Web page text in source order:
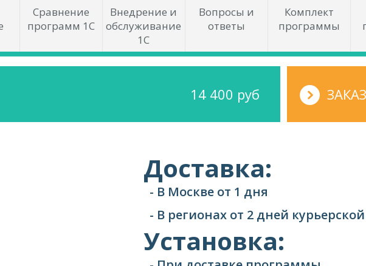
Сравнение
программ 1С
Внедрение и
обслуживание
1С
Вопросы и
ответы
Комплект
программы
14 400 руб
Доставка:
- В Москве от 1 дня
- В регионах от 2 дней
Установка: